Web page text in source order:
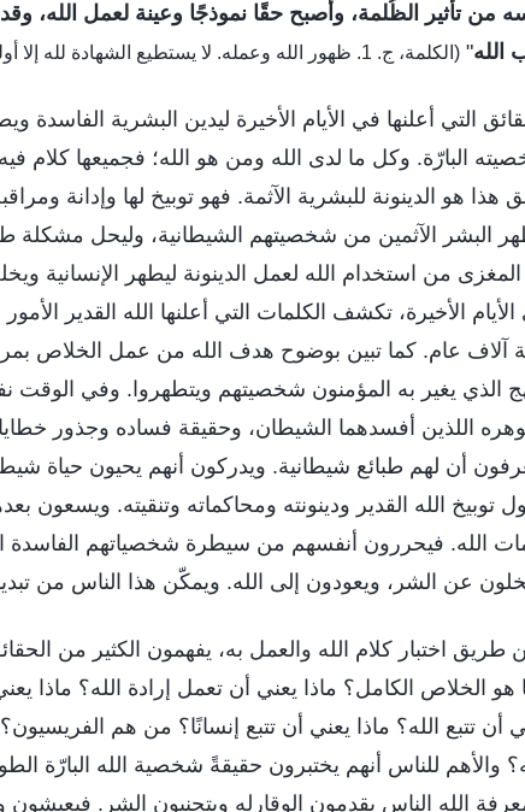
من تأثير الظُلمة، وأصبح حقًا نموذجًا وعينة لعمل
الله" (الكلمة، ج. 1. ظهور الله وعمله. لا يستطيع الشهادة لله إلا أولئك الذين يعرفون الله)
التي أعلنها في الأيام الأخيرة ليدين البشرية
البارّة. وكل ما لدى الله ومن هو الله؛ فجميعها كلام
هذا هو الدينونة للبشرية الآثمة. فهو توبيخ لها وإدانة
البشر الآثمين من شخصيتهم الشيطانية، وليحل مشكلة
من استخدام الله لعمل الدينونة ليطهر الإنسانية
الأخيرة، تكشف الكلمات التي أعلنها الله القدير
آلاف عام. كما تبين بوضوح هدف الله من عمل الخلاص
الذي يغير به المؤمنون شخصيتهم ويتطهروا. وفي الوقت
اللذين أفسدهما الشيطان، وحقيقة فساده وجذور
أن لهم طبائع شيطانية. ويدركون أنهم يحيون حياة
توبيخ الله القدير ودينونته ومحاكماته وتنقيته. ويسعون
الله. فيحررون أنفسهم من سيطرة شخصياتهم الفاسدة
عن الشر، ويعودون إلى الله. ويمكّن هذا الناس من
طريق اختبار كلام الله والعمل به، يفهمون الكثير من
هو الخلاص الكامل؟ ماذا يعني أن تعمل إرادة الله؟ ماذا
أن تتبع الله؟ ماذا يعني أن تتبع إنسانًا؟ من هم
والأهم للناس أنهم يختبرون حقيقةً شخصية الله البارّة
الله الناس يقدمون الوقارله ويتجنبون الشر. فيعيشون